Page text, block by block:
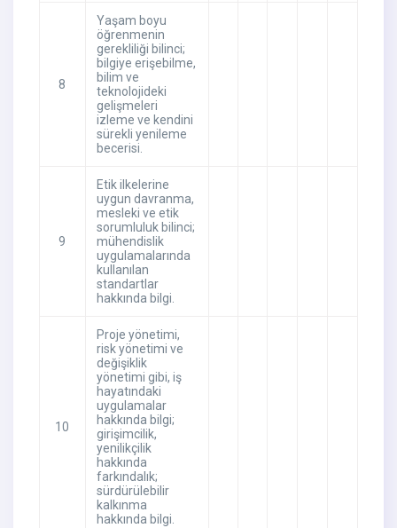
8
Yaşam boyu
öğrenmenin
gerekliliği bilinci;
bilgiye erişebilme,
bilim ve
teknolojideki
gelişmeleri
izleme ve kendini
sürekli yenileme
becerisi.
9
Etik ilkelerine
uygun davranma,
mesleki ve etik
sorumluluk bilinci;
mühendislik
uygulamalarında
kullanılan
standartlar
hakkında bilgi.
10
Proje yönetimi,
risk yönetimi ve
değişiklik
yönetimi gibi, iş
hayatındaki
uygulamalar
hakkında bilgi;
girişimcilik,
yenilikçilik
hakkında
farkındalık;
sürdürülebilir
kalkınma
hakkında bilgi.